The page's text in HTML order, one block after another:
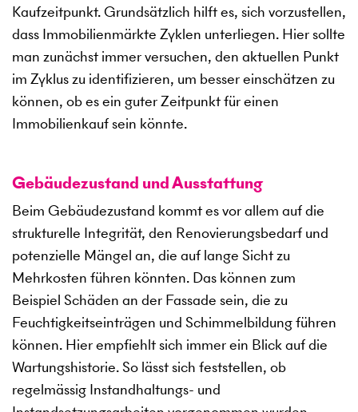
Kaufzeitpunkt. Grundsätzlich hilft es, sich vorzustellen,
dass Immobilienmärkte Zyklen unterliegen. Hier sollte
man zunächst immer versuchen, den aktuellen Punkt
im Zyklus zu identifizieren, um besser einschätzen zu
können, ob es ein guter Zeitpunkt für einen
Immobilienkauf sein könnte.
Gebäudezustand und Ausstattung
Beim Gebäudezustand kommt es vor allem auf die
strukturelle Integrität, den Renovierungsbedarf und
potenzielle Mängel an, die auf lange Sicht zu
Mehrkosten führen könnten. Das können zum
Beispiel Schäden an der Fassade sein, die zu
Feuchtigkeitseinträgen und Schimmelbildung führen
können. Hier empfiehlt sich immer ein Blick auf die
Wartungshistorie. So lässt sich feststellen, ob
regelmässig Instandhaltungs- und